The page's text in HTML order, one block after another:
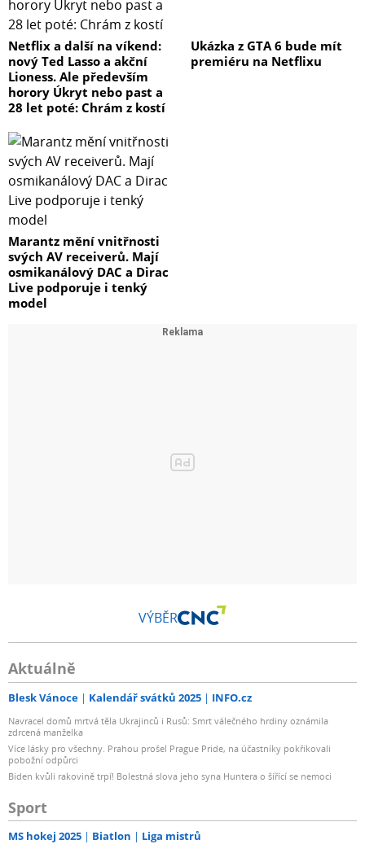
Netflix a další na víkend:
nový Ted Lasso a akční
Lioness. Ale především
horory Úkryt nebo past a
28 let poté: Chrám z kostí
Ukázka z GTA 6 bude mít
premiéru na Netflixu
Marantz mění vnitřnosti
svých AV receiverů. Mají
osmikanálový DAC a Dirac
Live podporuje i tenký
model
VÝBĚR
Aktuálně
Blesk Vánoce Kalendář svátků 2025 INFO.cz
Navracel domů mrtvá těla Ukrajinců i Rusů: Smrt válečného hrdiny oznámila
zdrcená manželka
Více lásky pro všechny. Prahou prošel Prague Pride, na účastníky pokřikovali
pobožní odpůrci
Biden kvůli rakovině trpí! Bolestná slova jeho syna Huntera o šířící se nemoci
Sport
MS hokej 2025 Biatlon Liga mistrů